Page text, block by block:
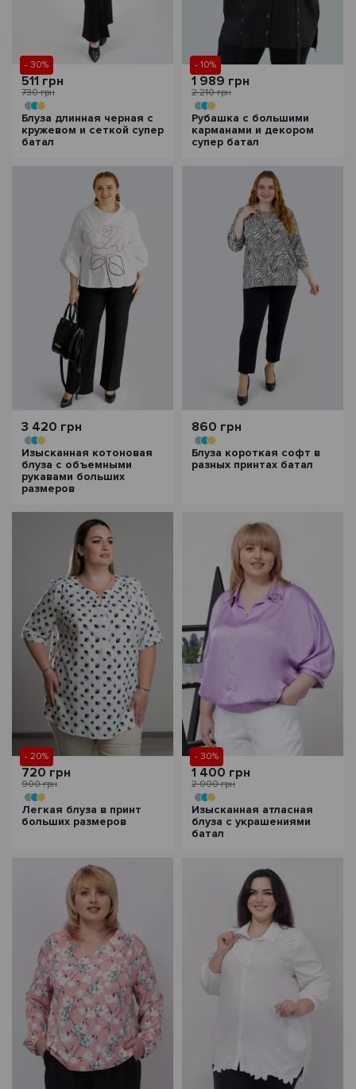
- 30%
511 грн
730 грн
Блуза длинная черная с
кружевом и сеткой супер
батал
- 10%
1 989 грн
2 210 грн
Рубашка с большими
карманами и декором
супер батал
3 420 грн
Изысканная котоновая
блуза с объемными
рукавами больших
размеров
860 грн
Блуза короткая софт в
разных принтах батал
- 20%
720 грн
900 грн
Легкая блуза в принт
больших размеров
- 30%
1 400 грн
2 000 грн
Изысканная атласная
блуза с украшениями
батал